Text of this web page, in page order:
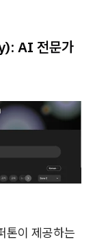
AI 전문가
톤이 제공하는